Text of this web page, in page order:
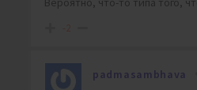
padmasambhava